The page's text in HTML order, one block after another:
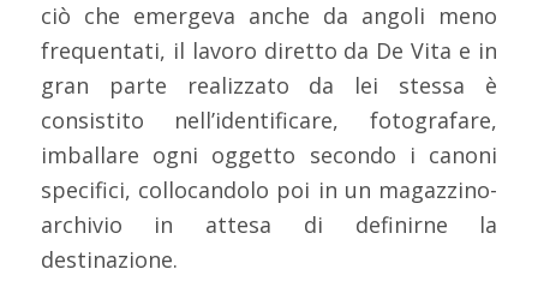
ciò che emergeva anche da angoli meno
frequentati, il lavoro diretto da De Vita e in
gran parte realizzato da lei stessa è
consistito nell’identificare, fotografare,
imballare ogni oggetto secondo i canoni
specifici, collocandolo poi in un magazzino-
archivio in attesa di definirne la
destinazione.